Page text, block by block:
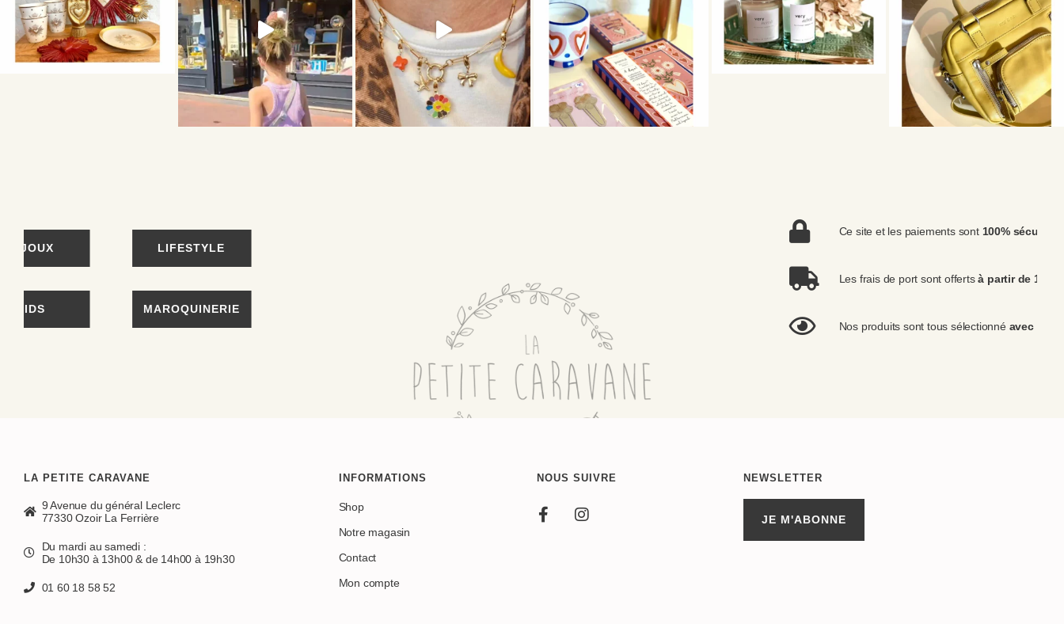
BIJOUX LIFESTYLE
KIDS MAROQUINERIE
Ce site et les paiements sont 100% sécurisés
Les frais de port sont offertsà partir de 100€
Nos produits sont tous sélectionné avec
LA PETITE CARAVANE
9 Avenue du général Leclerc
77330 Ozoir La Ferrière
Du mardi au samedi :
De 10h30 à 13h00 & de 14h00 à 19h30
01 60 18 58 52
INFORMATIONS
Shop
Notre magasin
Contact
Mon compte
NOUS SUIVRE NEWSLETTER
JE M'ABONNE